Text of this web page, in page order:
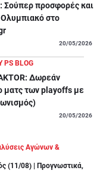
Σούπερ προσφορές και
στο
20/05/2026
BLOG
Δωρεάν
ματς των playoffs με
20/05/2026
Αγώνων &
(11/08) | Προγνωστικά,